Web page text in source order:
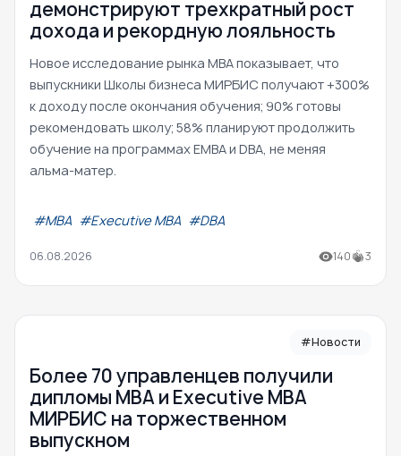
демонстрируют трехкратный рост
дохода и рекордную лояльность
Новое исследование рынка MBA показывает, что
выпускники Школы бизнеса МИРБИС получают +300%
к доходу после окончания обучения; 90% готовы
рекомендовать школу; 58% планируют продолжить
обучение на программах EMBA и DBA, не меняя
альма-матер.
#МВА #Executive MBA #DBA
06.08.2026 140 3
#Новости
Более 70 управленцев получили
дипломы MBA и Executive MBA
МИРБИС на торжественном
выпускном